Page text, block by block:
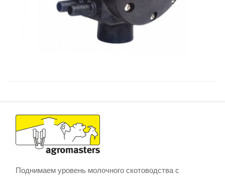
Поднимаем уровень молочного скотоводства с